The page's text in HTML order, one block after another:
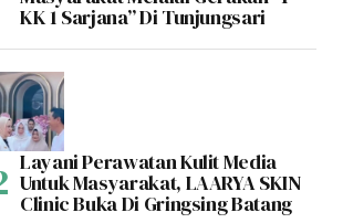
KK 1 Sarjana” Di Tunjungsari
Layani Perawatan Kulit Media
Untuk Masyarakat, LAARYA SKIN
Clinic Buka Di Gringsing Batang